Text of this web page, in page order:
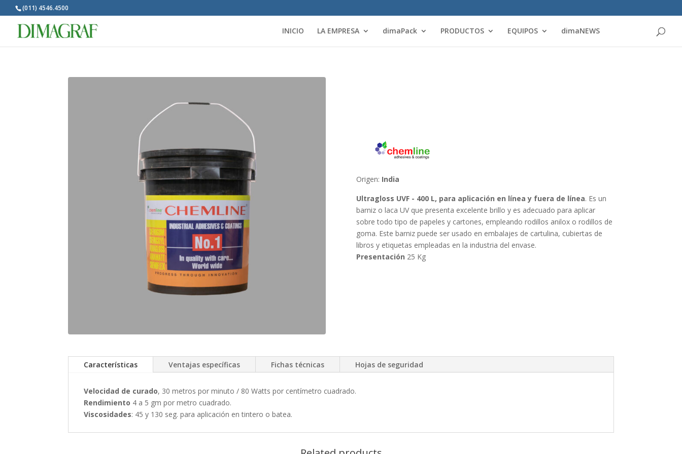
(011) 4546.4500
INICIO LA EMPRESA dimaPack PRODUCTOS EQUIPOS dimaNEWS
Products
Origen: India
Ultragloss UVF - 400 L, para aplicación en línea y fuera de línea. Es un
barniz o laca UV que presenta excelente brillo y es adecuado para aplicar
sobre todo tipo de papeles y cartones, empleando rodillos anilox o rodillos de
goma. Este barniz puede ser usado en embalajes de cartulina, cubiertas de
libros y etiquetas empleadas en la industria del envase.
Presentación 25 Kg
Características Ventajas específicas Fichas técnicas Hojas de seguridad
Velocidad de curado, 30 metros por minuto / 80 Watts por centímetro cuadrado.
Rendimiento 4 a 5 gm por metro cuadrado.
Viscosidades: 45 y 130 seg. para aplicación en tintero o batea.